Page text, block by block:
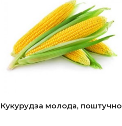
Кукурудза молода, поштучно